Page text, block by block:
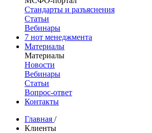
Стандарты и разъяснения
Статьи
Вебинары
7 нот менеджмента
Материалы
Материалы
Новости
Вебинары
Статьи
Вопрос-ответ
Контакты
Главная /
Клиенты